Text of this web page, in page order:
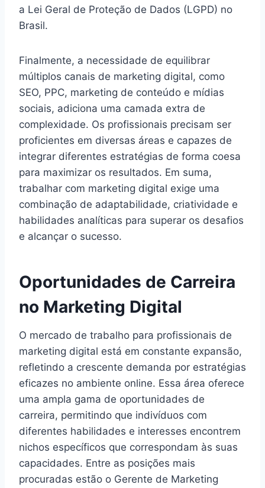
a Lei Geral de Proteção de Dados (LGPD) no
Brasil.
Finalmente, a necessidade de equilibrar
múltiplos canais de marketing digital, como
SEO, PPC, marketing de conteúdo e mídias
sociais, adiciona uma camada extra de
complexidade. Os profissionais precisam ser
proficientes em diversas áreas e capazes de
integrar diferentes estratégias de forma coesa
para maximizar os resultados. Em suma,
trabalhar com marketing digital exige uma
combinação de adaptabilidade, criatividade e
habilidades analíticas para superar os desafios
e alcançar o sucesso.
Oportunidades de Carreira
no Marketing Digital
O mercado de trabalho para profissionais de
marketing digital está em constante expansão,
refletindo a crescente demanda por estratégias
eficazes no ambiente online. Essa área oferece
uma ampla gama de oportunidades de
carreira, permitindo que indivíduos com
diferentes habilidades e interesses encontrem
nichos específicos que correspondam às suas
capacidades. Entre as posições mais
procuradas estão o Gerente de Marketing